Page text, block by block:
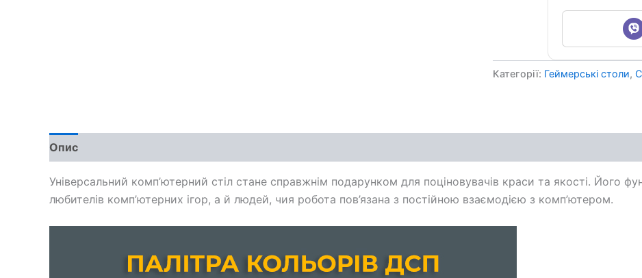
Категорії: Геймерські столи,
Опис
Універсальний комп’ютерний стіл стане справжнім подарунком для поціновувачів краси та якості. Його
любителів комп’ютерних ігор, а й людей, чия робота пов’язана з постійною взаємодією з комп’ютером.